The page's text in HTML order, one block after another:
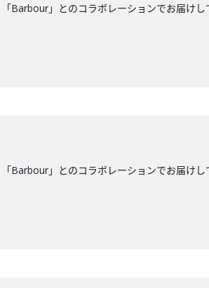
Barbour」とのコラボレーションでお届け
Barbour」とのコラボレーションでお届け